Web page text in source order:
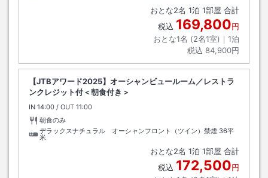
おとな2名 1泊 1部屋 合計
税込 169,800円
おとな1名 (2名1室)｜ 1泊
税込 84,900円
【JTBアワード2025】オーシャンビュールーム／レストラ
ンクレジット付＜朝食付き＞
IN チェックイン
14:00 / OUT チェックアウト
11:00
朝食のみ
デラックスナチュラル オーシャンフロント（ツイン）禁煙 36平
米
おとな2名 1泊 1部屋 合計
税込 172,500円